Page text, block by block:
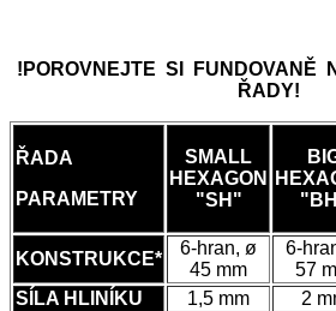
!POROVNEJTE SI FUNDOVANĚ
ŘADY!
ŘADA
PARAMETRY
SMALL
HEXAGON
"SH"
KONSTRUKCE*
6-hran, ø
45 mm
6-
57
SÍLA HLINÍKU
1,5 mm 2